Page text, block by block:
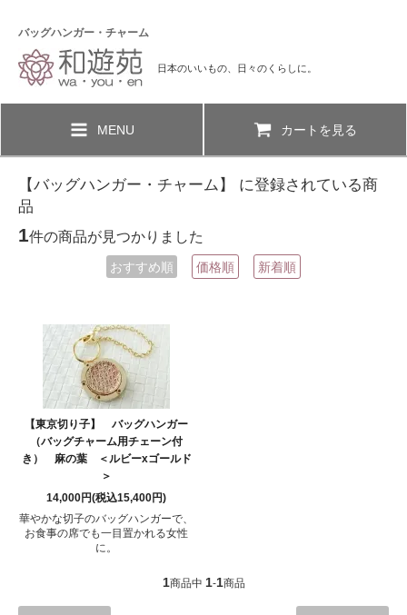
バッグハンガー・チャーム
日本のいいもの、日々のくらしに。
MENU カートを見る
【バッグハンガー・チャーム】 に登録されている商
品
1件の商品が見つかりました
おすすめ順 価格順 新着順
【東京切り子】 バッグハンガー
（バッグチャーム用チェーン付
き） 麻の葉 ＜ルビーxゴールド
＞
14,000円(税込15,400円)
華やかな切子のバッグハンガーで、
お食事の席でも一目置かれる女性
に。
1商品中 1-1商品